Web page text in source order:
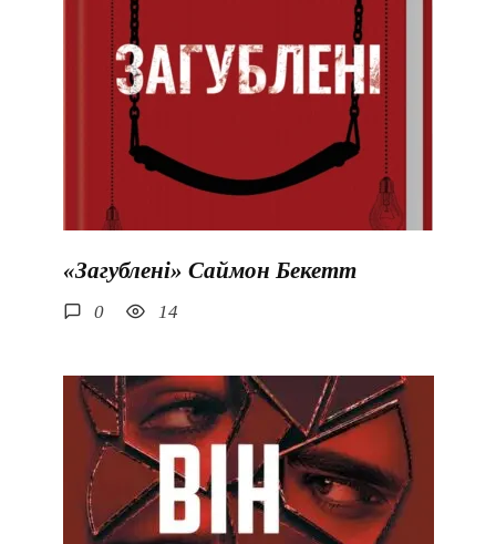
«Загублені» Саймон Бекетт
0 14